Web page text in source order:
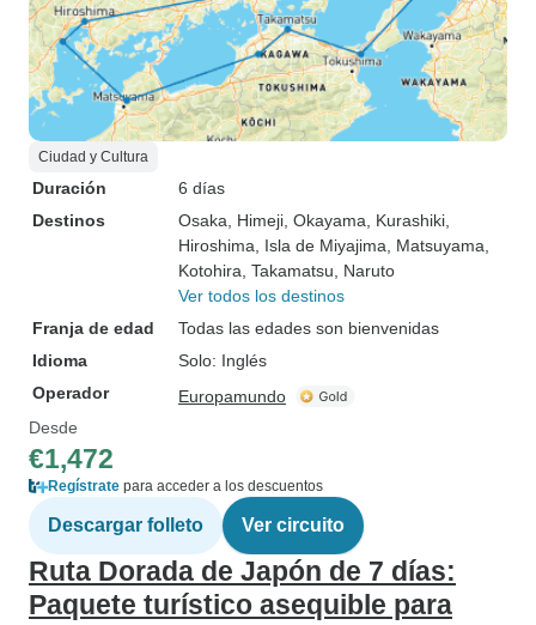
Ciudad y Cultura
Duración
6 días
Destinos
Osaka , Himeji , Okayama , Kurashiki
Hiroshima , Isla de Miyajima , Matsuyama
Kotohira , Takamatsu , Naruto
Ver todos los destinos
Franja de edad
Todas las edades son bienvenidas
Idioma
Solo: Inglés
Operador
Europamundo
Desde
€1,472
Regístrate para acceder a los descuentos
Descargar folleto Ver circuito
Ruta Dorada de Japón de 7 días:
Paquete turístico asequible para